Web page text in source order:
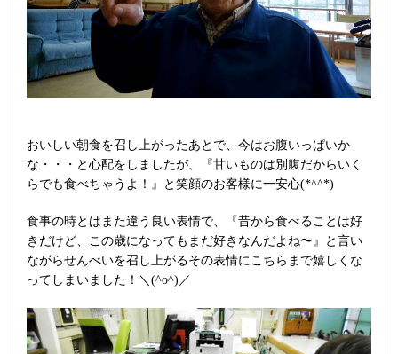
おいしい朝食を召し上がったあとで、今はお腹いっぱいか
な・・・と心配をしましたが、『甘いものは別腹だからいく
らでも食べちゃうよ！』と笑顔のお客様に一安心(*^^*)
食事の時とはまた違う良い表情で、『昔から食べることは好
きだけど、この歳になってもまだ好きなんだよね〜』と言い
ながらせんべいを召し上がるその表情にこちらまで嬉しくな
ってしまいました！＼(^o^)／